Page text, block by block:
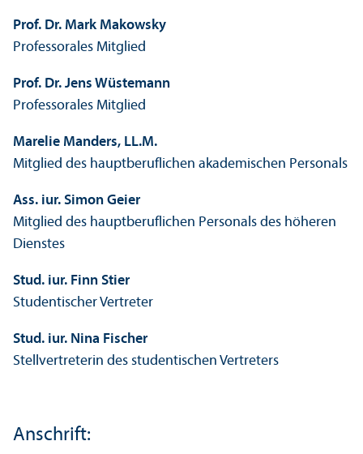
Prof. Dr. Mark Makowsky
Professorales Mitglied
Prof. Dr. Jens Wüstemann
Professorales Mitglied
Marelie Manders, LL.M.
Mitglied des hauptberuflichen akademischen Personals
Ass. iur. Simon Geier
Mitglied des hauptberuflichen Personals des höheren
Dienstes
Stud. iur. Finn Stier
Studentischer Vertreter
Stud. iur. Nina Fischer
Stellvertreterin des studentischen Vertreters
Anschrift: